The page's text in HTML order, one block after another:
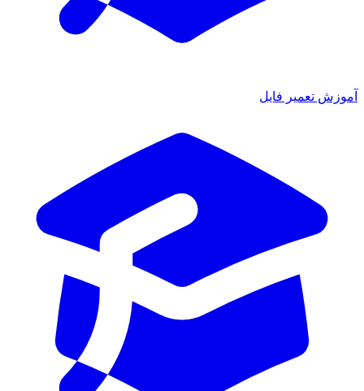
آموزش تعمیر فایل